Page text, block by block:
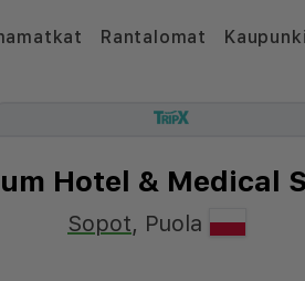
Rantalomat
Hotel & Medical
Sopot, Puola